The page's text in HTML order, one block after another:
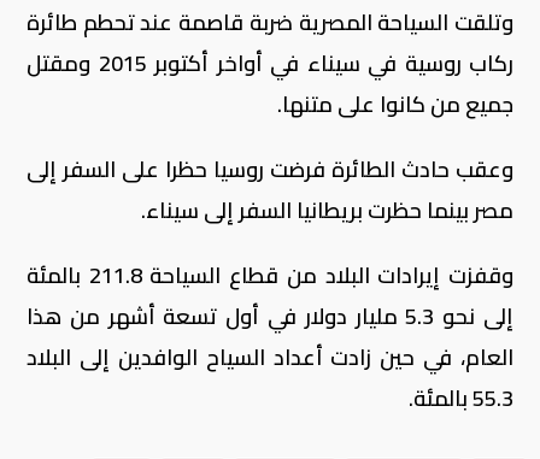
وتلقت السياحة المصرية ضربة قاصمة عند تحطم طائرة
ركاب روسية في سيناء في أواخر أكتوبر 2015 ومقتل
جميع من كانوا على متنها.
وعقب حادث الطائرة فرضت روسيا حظرا على السفر إلى
مصر بينما حظرت بريطانيا السفر إلى سيناء.
وقفزت إيرادات البلاد من قطاع السياحة 211.8 بالمئة
إلى نحو 5.3 مليار دولار في أول تسعة أشهر من هذا
العام، في حين زادت أعداد السياح الوافدين إلى البلاد
55.3 بالمئة.